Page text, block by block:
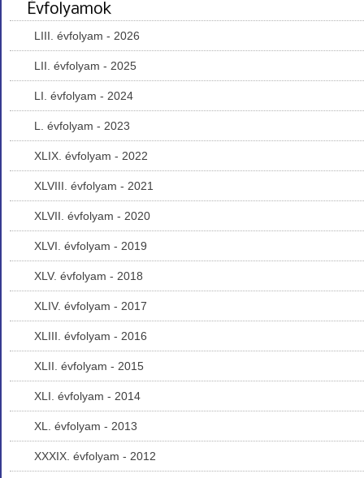
Évfolyamok
LIII. évfolyam - 2026
LII. évfolyam - 2025
LI. évfolyam - 2024
L. évfolyam - 2023
XLIX. évfolyam - 2022
XLVIII. évfolyam - 2021
XLVII. évfolyam - 2020
XLVI. évfolyam - 2019
XLV. évfolyam - 2018
XLIV. évfolyam - 2017
XLIII. évfolyam - 2016
XLII. évfolyam - 2015
XLI. évfolyam - 2014
XL. évfolyam - 2013
XXXIX. évfolyam - 2012